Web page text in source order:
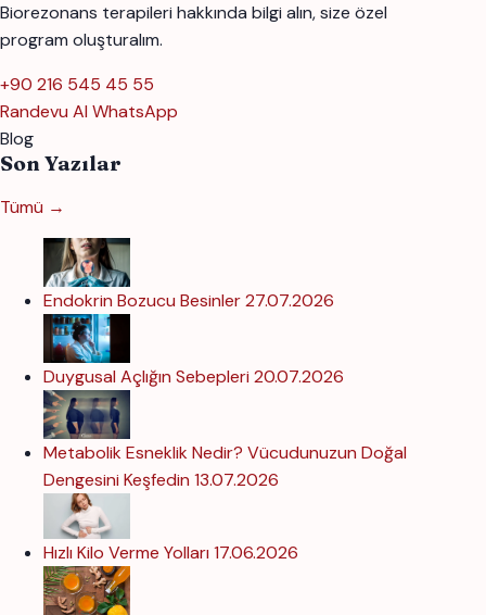
Biorezonans terapileri hakkında bilgi alın, size özel
program oluşturalım.
+90 216 545 45 55
Randevu Al WhatsApp
Blog
Son Yazılar
Tümü →
Endokrin Bozucu Besinler27.07.2026
Duygusal Açlığın Sebepleri 20.07.2026
Metabolik Esneklik Nedir? Vücudunuzun Doğal
Dengesini Keşfedin 13.07.2026
Hızlı Kilo Verme Yolları 17.06.2026